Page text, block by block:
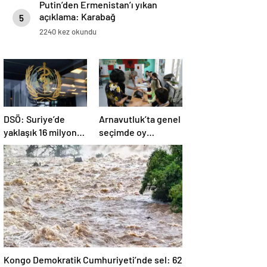
5
Putin’den Ermenistan’ı yıkan
açıklama: Karabağ
Azerbaycan’ın ayrılmaz bir
2240 kez okundu
DSÖ: Suriye’de
yaklaşık 16 milyon
kişi sağlık
desteğine ihtiyaç
duyuyor
Arnavutluk’ta genel
seçimde oy
kullanma işlemi
başladı
Kongo Demokratik Cumhuriyeti’nde sel: 62